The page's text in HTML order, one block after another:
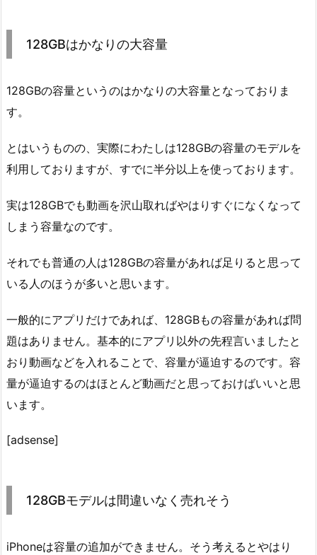
128GBはかなりの大容量
128GBの容量というのはかなりの大容量となっておりま
す。
とはいうものの、実際にわたしは128GBの容量のモデルを
利用しておりますが、すでに半分以上を使っております。
実は128GBでも動画を沢山取ればやはりすぐになくなって
しまう容量なのです。
それでも普通の人は128GBの容量があれば足りると思って
いる人のほうが多いと思います。
一般的にアプリだけであれば、128GBもの容量があれば問
題はありません。基本的にアプリ以外の先程言いましたと
おり動画などを入れることで、容量が逼迫するのです。容
量が逼迫するのはほとんど動画だと思っておけばいいと思
います。
[adsense]
128GBモデルは間違いなく売れそう
iPhoneは容量の追加ができません。そう考えるとやはり